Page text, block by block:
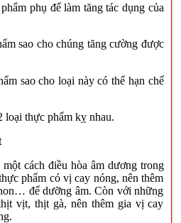
phụ để làm tăng tác dụng của
sao cho chúng tăng cường được
sao cho loại này có thể hạn chế
thực phẩm kỵ nhau.
cách điều hòa âm dương trong
phẩm có vị cay nóng, nên thêm
để dưỡng âm. Còn với những
vịt, thịt gà, nên thêm gia vị cay